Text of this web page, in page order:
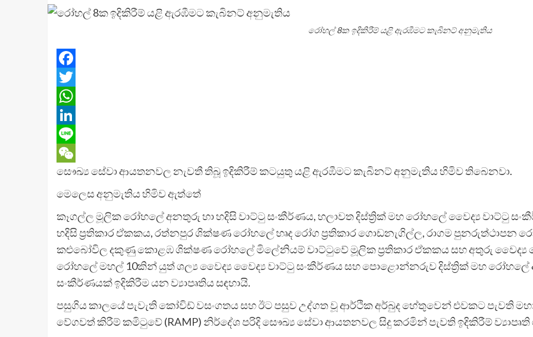
රෝහල් 8ක ඉදිකිරීම් යළි ඇරඹීමට කැබිනට් අනුමැතිය
Facebook
Twitter
WhatsApp
LinkedIn
Line
WeChat
සෞඛ්‍ය සේවා ආයතනවල නැවතී තිබූ ඉදිකිරීම් කටයුතු යළි ඇරඹීමට කැබිනට් අනුමැතිය හිමිව තිබෙනවා.
මෙලෙස අනුමැතිය හිමිව ඇත්තේ
කෑගල්ල මූලික රෝහලේ අනතුරු හා හදිසි වාට්ටු සංකීර්ණය, හලාවත දිස්ත්‍රික් මහ රෝහලේ වෛද්‍ය වාට්ටු
හදිසි ප්‍රතිකාර ඒකකය, රත්නපුර ශික්ෂණ රෝහලේ හෘද රෝග ප්‍රතිකාර ගොඩනැගිල්ල, රාගම පුනරුත්ථාපන
කළුබෝවිල දකුණු කොළඹ ශික්ෂණ රෝහලේ මිලේනියම් වාට්ටුවේ මූලික ප්‍රතිකාර ඒකකය සහ අතුරු වෛද්‍ය
රෝහලේ මහල් 10කින් යුත් ශල්‍ය වෛද්‍ය වෛද්‍ය වාට්ටු සංකීර්ණය සහ පොළොන්නරුව දිස්ත්‍රික් මහ රෝහලේ
සංකීර්ණයක් ඉදිකිරීම යන ව්‍යාපෘතිය සඳහායි.
පසුගිය කාලයේ පැවැති කෝවිඩ් වසංගතය සහ ඊට පසුව උද්ගත වූ ආර්ථික අර්බුද හේතුවෙන් එවකට පැවති
වේගවත් කිරීම් කමිටුවේ (RAMP) නිර්දේශ පරිදි සෞඛ්‍ය සේවා ආයතනවල සිදු කරමින් පැවති ඉදිකිරීම්